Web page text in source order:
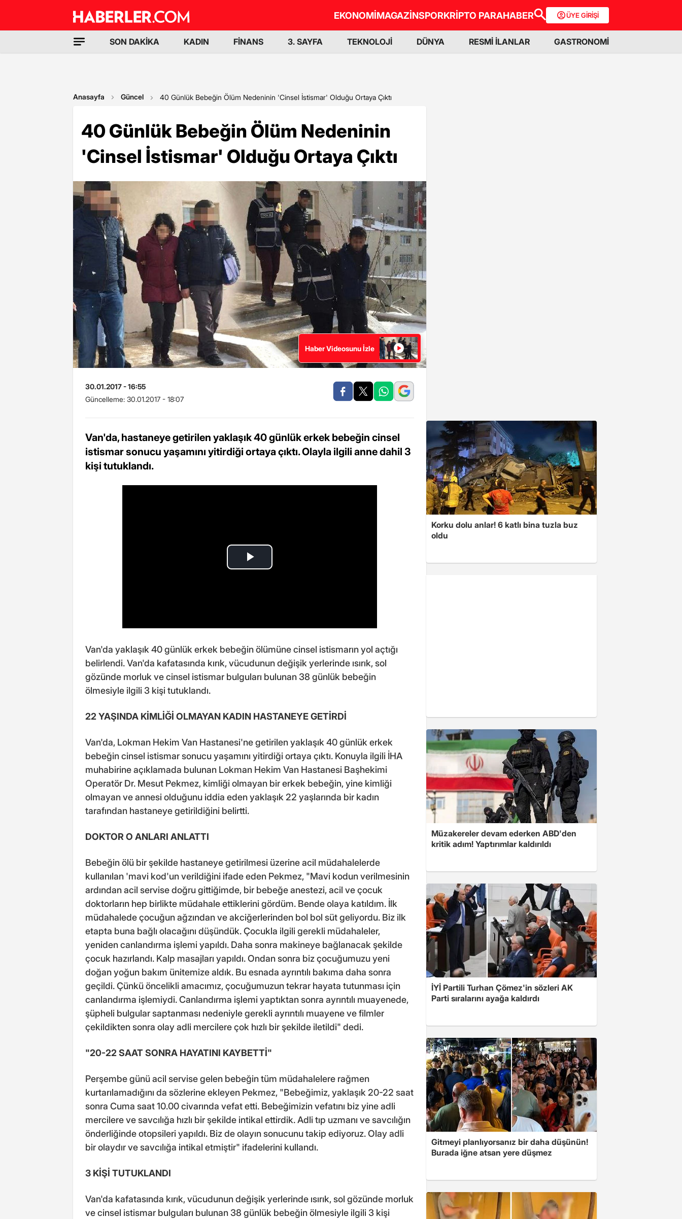
EKONOMİMAGAZİNSPORKRİPTO PARAHABER ÜYE GİRİŞİ
SON DAKİKA KADIN FİNANS 3. SAYFA TEKNOLOJİ DÜNYA RESMİ İLANLAR GASTRONOMİ
Anasayfa Güncel 40 Günlük Bebeğin Ölüm Nedeninin 'Cinsel İstismar' Olduğu Ortaya Çıktı
40 Günlük Bebeğin Ölüm Nedeninin
'Cinsel İstismar' Olduğu Ortaya Çıktı
Haber Videosunu İzle
30.01.2017 - 16:55
Güncelleme: 30.01.2017 - 18:07
Van'da, hastaneye getirilen yaklaşık 40 günlük erkek bebeğin cinsel
istismar sonucu yaşamını yitirdiği ortaya çıktı. Olayla ilgili anne dahil 3
kişi tutuklandı.
Van'da yaklaşık 40 günlük erkek bebeğin ölümüne cinsel istismarın yol açtığı
belirlendi. Van'da kafatasında kırık, vücudunun değişik yerlerinde ısırık, sol
gözünde morluk ve cinsel istismar bulguları bulunan 38 günlük bebeğin
ölmesiyle ilgili 3 kişi tutuklandı.
22 YAŞINDA KİMLİĞİ OLMAYAN KADIN HASTANEYE GETİRDİ
Van'da, Lokman Hekim Van Hastanesi'ne getirilen yaklaşık 40 günlük erkek
bebeğin cinsel istismar sonucu yaşamını yitirdiği ortaya çıktı. Konuyla ilgili İHA
muhabirine açıklamada bulunan Lokman Hekim Van Hastanesi Başhekimi
Operatör Dr. Mesut Pekmez, kimliği olmayan bir erkek bebeğin, yine kimliği
olmayan ve annesi olduğunu iddia eden yaklaşık 22 yaşlarında bir kadın
tarafından hastaneye getirildiğini belirtti.
DOKTOR O ANLARI ANLATTI
Bebeğin ölü bir şekilde hastaneye getirilmesi üzerine acil müdahalelerde
kullanılan 'mavi kod'un verildiğini ifade eden Pekmez, "Mavi kodun verilmesinin
ardından acil servise doğru gittiğimde, bir bebeğe anestezi, acil ve çocuk
doktorların hep birlikte müdahale ettiklerini gördüm. Bende olaya katıldım. İlk
müdahalede çocuğun ağzından ve akciğerlerinden bol bol süt geliyordu. Biz ilk
etapta buna bağlı olacağını düşündük. Çocukla ilgili gerekli müdahaleler,
yeniden canlandırma işlemi yapıldı. Daha sonra makineye bağlanacak şekilde
çocuk hazırlandı. Kalp masajları yapıldı. Ondan sonra biz çocuğumuzu yeni
doğan yoğun bakım ünitemize aldık. Bu esnada ayrıntılı bakıma daha sonra
geçildi. Çünkü öncelikli amacımız, çocuğumuzun tekrar hayata tutunması için
canlandırma işlemiydi. Canlandırma işlemi yaptıktan sonra ayrıntılı muayenede,
şüpheli bulgular saptanması nedeniyle gerekli ayrıntılı muayene ve filmler
çekildikten sonra olay adli mercilere çok hızlı bir şekilde iletildi" dedi.
"20-22 SAAT SONRA HAYATINI KAYBETTİ"
Perşembe günü acil servise gelen bebeğin tüm müdahalelere rağmen
kurtarılamadığını da sözlerine ekleyen Pekmez, "Bebeğimiz, yaklaşık 20-22 saat
sonra Cuma saat 10.00 civarında vefat etti. Bebeğimizin vefatını biz yine adli
mercilere ve savcılığa hızlı bir şekilde intikal ettirdik. Adli tıp uzmanı ve savcılığın
önderliğinde otopsileri yapıldı. Biz de olayın sonucunu takip ediyoruz. Olay adli
bir olaydır ve savcılığa intikal etmiştir" ifadelerini kullandı.
3 KİŞİ TUTUKLANDI
Van'da kafatasında kırık, vücudunun değişik yerlerinde ısırık, sol gözünde morluk
ve cinsel istismar bulguları bulunan 38 günlük bebeğin ölmesiyle ilgili 3 kişi
Korku dolu anlar! 6 katlı bina tuzla buz
oldu
Müzakereler devam ederken ABD'den
kritik adım! Yaptırımlar kaldırıldı
İYİ Partili Turhan Çömez'in sözleri AK
Parti sıralarını ayağa kaldırdı
Gitmeyi planlıyorsanız bir daha düşünün!
Burada iğne atsan yere düşmez